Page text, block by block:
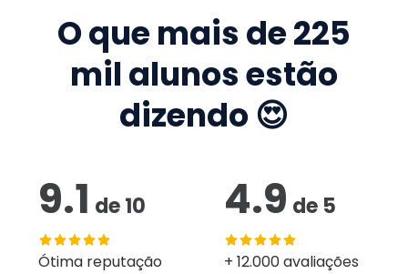
O que mais de225
mil alunos estão
dizendo 😍
9.1 de10
Ótima reputação
4.9 de 5
+ 12.000 avaliações